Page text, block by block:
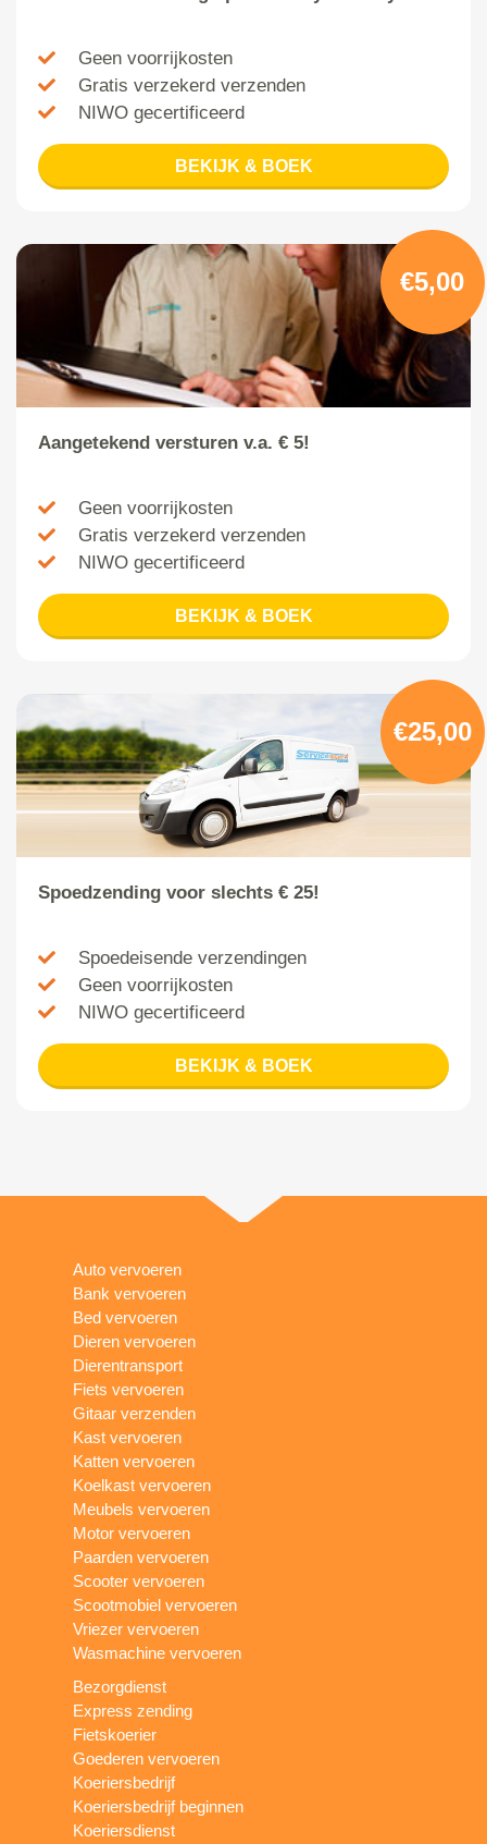
Geen voorrijkosten
Gratis verzekerd verzenden
NIWO gecertificeerd
BEKIJK & BOEK
€5,00
Aangetekend versturen v.a. € 5!
Geen voorrijkosten
Gratis verzekerd verzenden
NIWO gecertificeerd
BEKIJK & BOEK
€25,00
Spoedzending voor slechts € 25!
Spoedeisende verzendingen
Geen voorrijkosten
NIWO gecertificeerd
BEKIJK & BOEK
Auto vervoeren
Bank vervoeren
Bed vervoeren
Dieren vervoeren
Dierentransport
Fiets vervoeren
Gitaar verzenden
Kast vervoeren
Katten vervoeren
Koelkast vervoeren
Meubels vervoeren
Motor vervoeren
Paarden vervoeren
Scooter vervoeren
Scootmobiel vervoeren
Vriezer vervoeren
Wasmachine vervoeren
Bezorgdienst
Express zending
Fietskoerier
Goederen vervoeren
Koeriersbedrijf
Koeriersbedrijf beginnen
Koeriersdienst